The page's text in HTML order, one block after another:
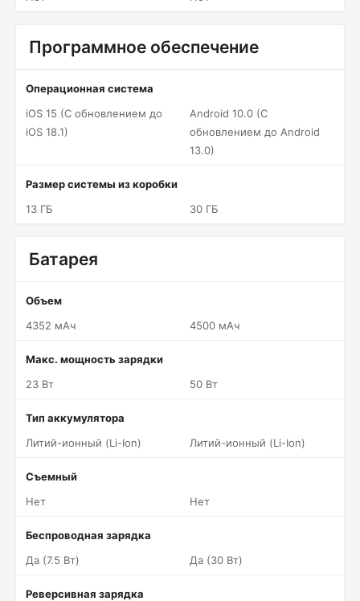
Программное обеспечение
Операционная система
iOS 15 (С обновлением до
iOS 18.1)
Android 10.0 (С
обновлением до Android
13.0)
Размер системы из коробки
13 ГБ
30 ГБ
Батарея
Объем
4352 мАч
4500 мАч
Макс. мощность зарядки
23 Вт
50 Вт
Тип аккумулятора
Литий-ионный (Li-Ion)
Литий-ионный (Li-Ion)
Съемный
Нет
Нет
Беспроводная зарядка
Да (7.5 Вт)
Да (30 Вт)
Реверсивная зарядка